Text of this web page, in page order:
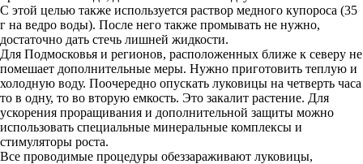
С этой целью также используется раствор медного купороса (35
г на ведро воды). После него также промывать не нужно,
достаточно дать стечь лишней жидкости.
Для Подмосковья и регионов, расположенных ближе к северу не
помешает дополнительные меры. Нужно приготовить теплую и
холодную воду. Поочередно опускать луковицы на четверть часа
то в одну, то во вторую емкость. Это закалит растение. Для
ускорения проращивания и дополнительной защиты можно
использовать специальные минеральные комплексы и
стимуляторы роста.
Все проводимые процедуры обеззараживают луковицы,